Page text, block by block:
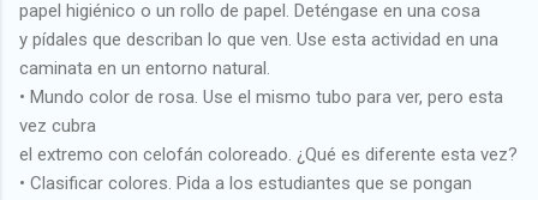
papel higiénico o un rollo de papel. Deténgase en una cosa
y pídales que describan lo que ven. Use esta actividad en una
caminata en un entorno natural.
• Mundo color de rosa. Use el mismo tubo para ver, pero esta
vez cubra
el extremo con celofán coloreado. ¿Qué es diferente esta vez?
• Clasificar colores. Pida a los estudiantes que se pongan